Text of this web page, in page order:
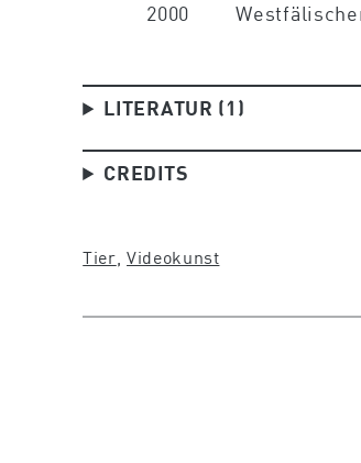
2000
LITERATUR (1)
CREDITS
Tier , Videokunst